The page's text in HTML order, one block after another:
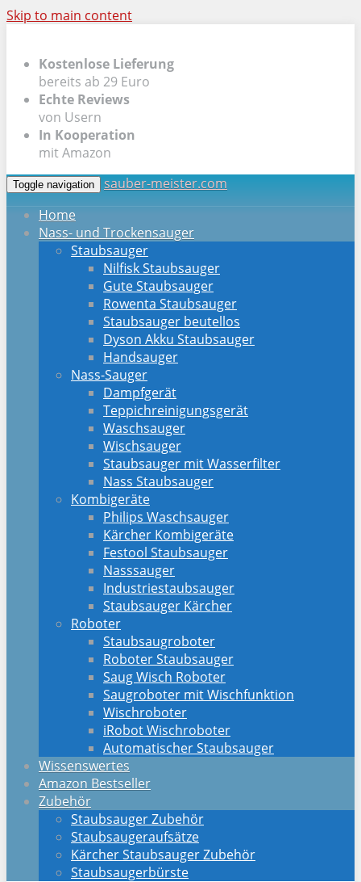
Skip to main content
Kostenlose Lieferung
bereits ab 29 Euro
Echte Reviews
von Usern
In Kooperation
mit Amazon
Toggle navigation
sauber-meister.com
Home
Nass- und Trockensauger
Staubsauger
Nilfisk Staubsauger
Gute Staubsauger
Rowenta Staubsauger
Staubsauger beutellos
Dyson Akku Staubsauger
Handsauger
Nass-Sauger
Dampfgerät
Teppichreinigungsgerät
Waschsauger
Wischsauger
Staubsauger mit Wasserfilter
Nass Staubsauger
Kombigeräte
Philips Waschsauger
Kärcher Kombigeräte
Festool Staubsauger
Nasssauger
Industriestaubsauger
Staubsauger Kärcher
Roboter
Staubsaugroboter
Roboter Staubsauger
Saug Wisch Roboter
Saugroboter mit Wischfunktion
Wischroboter
iRobot Wischroboter
Automatischer Staubsauger
Wissenswertes
Amazon Bestseller
Zubehör
Staubsauger Zubehör
Staubsaugeraufsätze
Kärcher Staubsauger Zubehör
Staubsaugerbürste